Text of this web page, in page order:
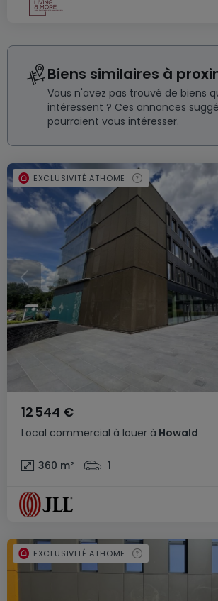
Biens similaires à
Vous n'avez pas trouvé de biens
intéressent ? Ces annonces
pourraient vous intéresser.
Local commercial à louer à Howald
12 544 €
360 m² 1
EXCLUSIVITÉ ATHOME
EXCLUSIVITÉ ATHOME